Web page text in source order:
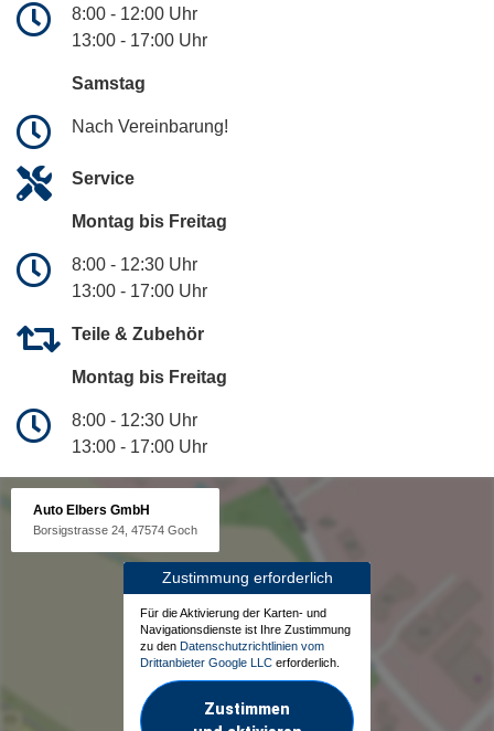
8:00 - 12:00 Uhr
13:00 - 17:00 Uhr
Samstag
Nach Vereinbarung!
Service
Montag bis Freitag
8:00 - 12:30 Uhr
13:00 - 17:00 Uhr
Teile & Zubehör
Montag bis Freitag
8:00 - 12:30 Uhr
13:00 - 17:00 Uhr
Auto Elbers GmbH
Borsigstrasse 24, 47574 Goch
Zustimmung erforderlich
Für die Aktivierung der Karten- und
Navigationsdienste ist Ihre Zustimmung
zu den Datenschutzrichtlinien vom
Drittanbieter Google LLC erforderlich.
Zustimmen